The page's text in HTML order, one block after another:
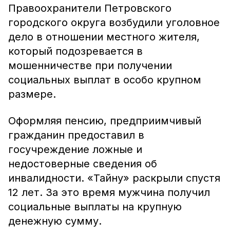
Правоохранители Петровского
городского округа возбудили уголовное
дело в отношении местного жителя,
который подозревается в
мошенничестве при получении
социальных выплат в особо крупном
размере.
Оформляя пенсию, предприимчивый
гражданин предоставил в
госучреждение ложные и
недостоверные сведения об
инвалидности. «Тайну» раскрыли спустя
12 лет. За это время мужчина получил
социальные выплаты на крупную
денежную сумму.